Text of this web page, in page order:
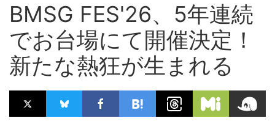
BMSG FES'26、5年連続
でお台場にて開催決定！
新たな熱狂が生まれる